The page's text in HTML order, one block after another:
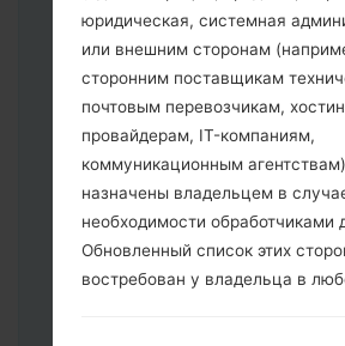
файл прошивки здесь)
прошивки:
AP: "System & Recovery"
CP: "Modem & Radio"
CSC _ ***: "Country &
HOME_CSC _ ***:
Operator"
Добавьте все файлы в
3.
Если вы хотите
юридическая, системная
или внешним сторонам
сторонним поставщикам
почтовым перевозчикам,
провайдерам, IT-компаниям,
коммуникационным
назначены владельцем в
необходимости обработчиками
Обновленный список этих
востребован у владельца в